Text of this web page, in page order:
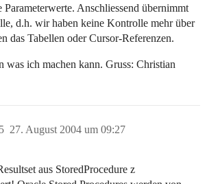
Parameterwerte. Anschliessend übernimmt
d.h. wir haben keine Kontrolle mehr über
das Tabellen oder Cursor-Referenzen.
was ich machen kann. Gruss: Christian
27. August 2004 um 09:27
5
aus StoredProcedure z